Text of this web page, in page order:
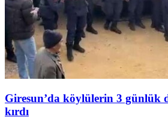
Giresun’da köylülerin 3 günlük
kırdı